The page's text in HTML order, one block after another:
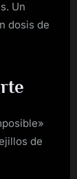
Un
dosis de
de